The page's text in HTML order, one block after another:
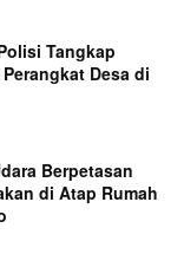
Tangkap
Desa di
Berpetasan
di Atap Rumah